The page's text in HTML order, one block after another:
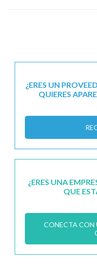
¿ERES UN
QUIERES
¿ERES UNA
QUE
CONECTA CON